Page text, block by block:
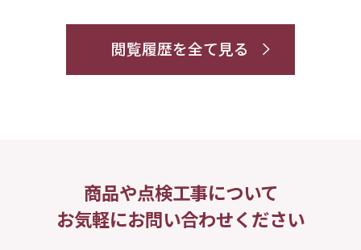
閲覧履歴を全て見る
商品や点検工事について
お気軽にお問い合わせください